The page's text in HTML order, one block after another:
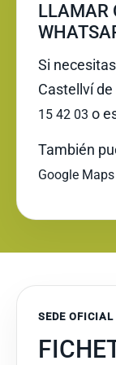
LLAMAR
Si
Castellví
15 42 03 o
También
Google Maps
SEDE OFICIAL